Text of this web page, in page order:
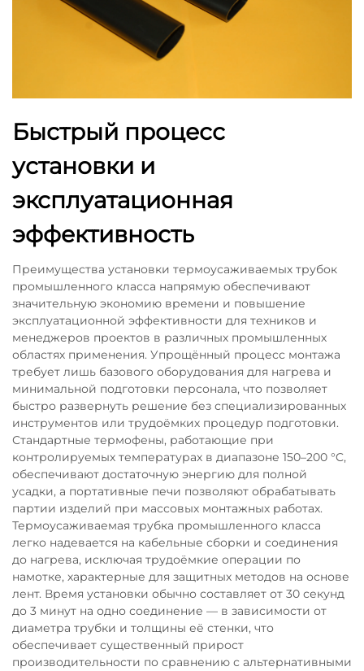
Быстрый процесс
установки и
эксплуатационная
эффективность
Преимущества установки термоусаживаемых трубок
промышленного класса напрямую обеспечивают
значительную экономию времени и повышение
эксплуатационной эффективности для техников и
менеджеров проектов в различных промышленных
областях применения. Упрощённый процесс монтажа
требует лишь базового оборудования для нагрева и
минимальной подготовки персонала, что позволяет
быстро развернуть решение без специализированных
инструментов или трудоёмких процедур подготовки.
Стандартные термофены, работающие при
контролируемых температурах в диапазоне 150–200 °C,
обеспечивают достаточную энергию для полной
усадки, а портативные печи позволяют обрабатывать
партии изделий при массовых монтажных работах.
Термоусаживаемая трубка промышленного класса
легко надевается на кабельные сборки и соединения
до нагрева, исключая трудоёмкие операции по
намотке, характерные для защитных методов на основе
лент. Время установки обычно составляет от 30 секунд
до 3 минут на одно соединение — в зависимости от
диаметра трубки и толщины её стенки, что
обеспечивает существенный прирост
производительности по сравнению с альтернативными